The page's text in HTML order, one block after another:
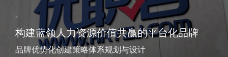
-
构建蓝领人力资源价值共赢的平台化品牌
品牌优势化创建策略体系规划与设计